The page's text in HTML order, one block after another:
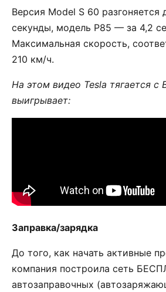
Версия Model S 60 разгоняется
секунды, модель P85 — за 4,2
Максимальная скорость,
210 км/ч.
На этом видео Tesla тягается с
выигрывает:
Заправка/зарядка
До того, как начать активные
компания построила сеть
автозаправочных